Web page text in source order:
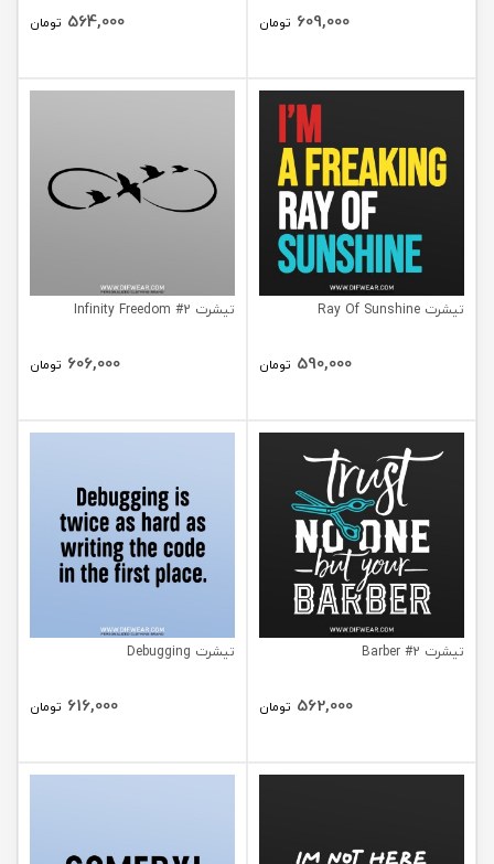
609,000 تومان 564,000 تومان
تیشرت Ray Of Sunshine
590,000 تومان
تیشرت Infinity Freedom #2
606,000 تومان
تیشرت Barber #2
562,000 تومان
تیشرت Debugging
616,000 تومان